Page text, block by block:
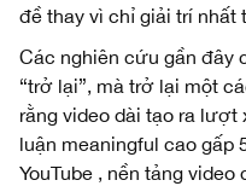
đề thay vì chỉ giải trí nhất
Các nghiên cứu gần đây
“trở lại”, mà trở lại một
rằng video dài tạo ra lượt
luận meaningful cao gấp
YouTube , nền tảng